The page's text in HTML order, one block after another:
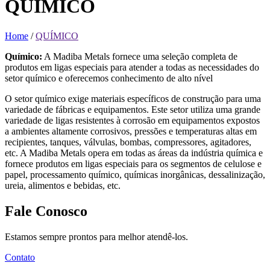
QUÍMICO
Home /QUÍMICO
Químico: A Madiba Metals fornece uma seleção completa de
produtos em ligas especiais para atender a todas as necessidades do
setor químico e oferecemos conhecimento de alto nível
O setor químico exige materiais específicos de construção para uma
variedade de fábricas e equipamentos. Este setor utiliza uma grande
variedade de ligas resistentes à corrosão em equipamentos expostos
a ambientes altamente corrosivos, pressões e temperaturas altas em
recipientes, tanques, válvulas, bombas, compressores, agitadores,
etc. A Madiba Metals opera em todas as áreas da indústria química e
fornece produtos em ligas especiais para os segmentos de celulose e
papel, processamento químico, químicas inorgânicas, dessalinização,
ureia, alimentos e bebidas, etc.
Fale Conosco
Estamos sempre prontos para melhor atendê-los.
Contato